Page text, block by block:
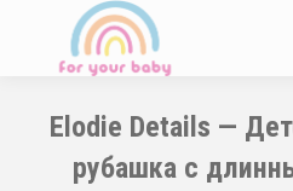
Elodie Details —
рубашка с